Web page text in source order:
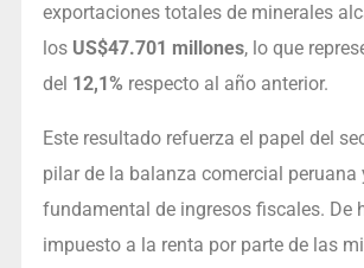
exportaciones totales de minerales
los US$47.701 millones, lo que
del 12,1% respecto al año anterior.
Este resultado refuerza el papel del
pilar de la balanza comercial peruana
fundamental de ingresos fiscales. De
impuesto a la renta por parte de las